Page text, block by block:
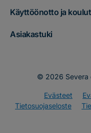
Käyttöönotto ja
Asiakastuki
© 2026 Severa
Evästeet
Tietosuojaseloste